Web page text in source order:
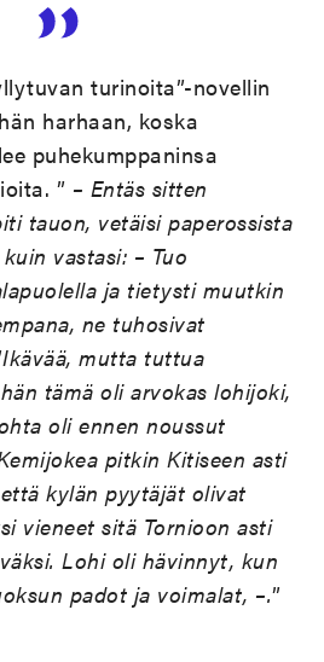
turinoita”-novellin
harhaan, koska
puhekumppaninsa
” – Entäs sitten
tauon, vetäisi paperossista
vastasi: – Tuo
ja tietysti muutkin
ne tuhosivat
Ikävää, mutta tuttua
tämä oli arvokas lohijoki,
oli ennen noussut
pitkin Kitiseen asti
kylän pyytäjät olivat
vieneet sitä Tornioon asti
Lohi oli hävinnyt, kun
padot ja voimalat, –.”